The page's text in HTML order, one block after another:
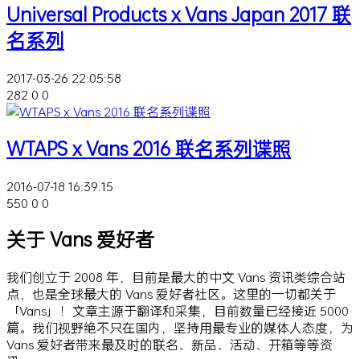
Universal Products x Vans Japan 2017 联
名系列
2017-03-26 22:05:58
282 0 0
WTAPS x Vans 2016 联名系列谍照
2016-07-18 16:39:15
550 0 0
关于 Vans 爱好者
我们创立于 2008 年，目前是最大的中文 Vans 资讯类综合站
点，也是全球最大的 Vans 爱好者社区。这里的一切都关于
「Vans」！文章主源于翻译和采集，目前数量已经接近 5000
篇。我们视野绝不只在国内，坚持用最专业的媒体人态度，为
Vans 爱好者带来最及时的联名、新品、活动、开箱等等资